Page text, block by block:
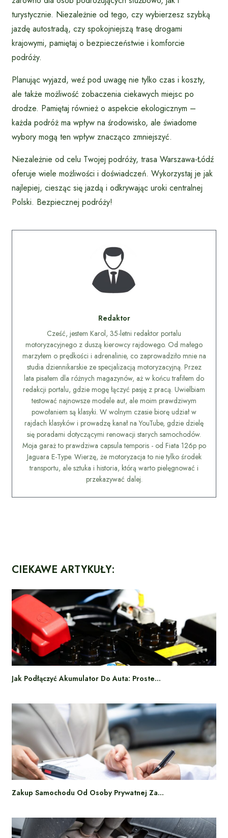
turystycznie. Niezależnie od tego, czy wybierzesz szybką
jazdę autostradą, czy spokojniejszą trasę drogami
krajowymi, pamiętaj o bezpieczeństwie i komforcie
podróży.
Planując wyjazd, weź pod uwagę nie tylko czas i koszty,
ale także możliwość zobaczenia ciekawych miejsc po
drodze. Pamiętaj również o aspekcie ekologicznym –
każda podróż ma wpływ na środowisko, ale świadome
wybory mogą ten wpływ znacząco zmniejszyć.
Niezależnie od celu Twojej podróży, trasa Warszawa-Łódź
oferuje wiele możliwości i doświadczeń. Wykorzystaj je jak
najlepiej, ciesząc się jazdą i odkrywając uroki centralnej
Polski. Bezpiecznej podróży!
Redaktor
Cześć, jestem Karol, 35-letni redaktor portalu
motoryzacyjnego z duszą kierowcy rajdowego. Od małego
marzyłem o prędkości i adrenalinie, co zaprowadziło mnie na
studia dziennikarskie ze specjalizacją motoryzacyjną. Przez
lata pisałem dla różnych magazynów, aż w końcu trafiłem do
redakcji portalu, gdzie mogę łączyć pasję z pracą. Uwielbiam
testować najnowsze modele aut, ale moim prawdziwym
powołaniem są klasyki. W wolnym czasie biorę udział w
rajdach klasyków i prowadzę kanał na YouTube, gdzie dzielę
się poradami dotyczącymi renowacji starych samochodów.
Moja garaż to prawdziwa capsula temporis - od Fiata 126p po
Jaguara E-Type. Wierzę, że motoryzacja to nie tylko środek
transportu, ale sztuka i historia, którą warto pielęgnować i
przekazywać dalej.
CIEKAWE ARTYKUŁY:
Jak Podłączyć Akumulator Do Auta: Proste…
Zakup Samochodu Od Osoby Prywatnej Za…